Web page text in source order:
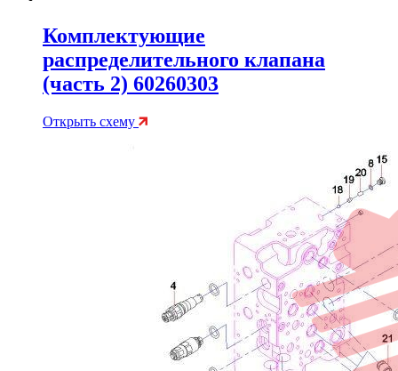
Комплектующие
распределительного клапана
(часть 2) 60260303
Открыть схему